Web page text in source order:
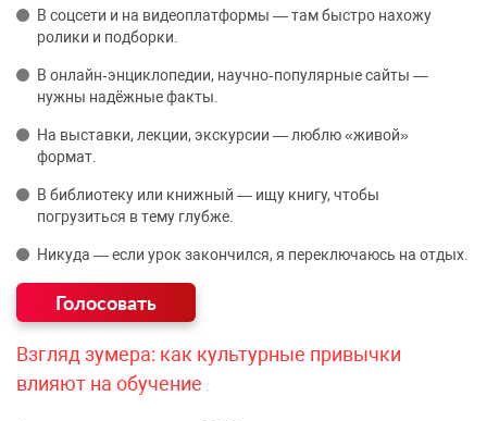
В соцсети и на видеоплатформы — там быстро нахожу
ролики и подборки.
В онлайн‑энциклопедии, научно‑популярные сайты —
нужны надёжные факты.
На выставки, лекции, экскурсии — люблю «живой»
формат.
В библиотеку или книжный — ищу книгу, чтобы
погрузиться в тему глубже.
Никуда — если урок закончился, я переключаюсь на отдых.
Взгляд зумера: как культурные привычки
влияют на обучение